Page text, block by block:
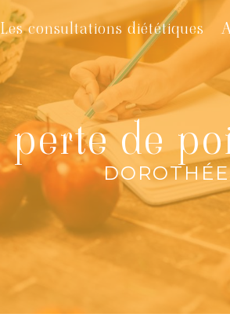
Les consultations diététiques
perte de